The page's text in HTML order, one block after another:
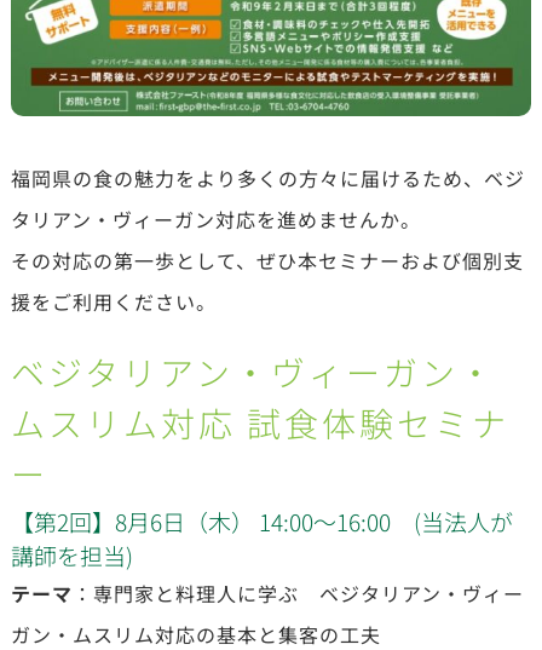
福岡県の食の魅力をより多くの方々に届けるため、ベジ
タリアン・ヴィーガン対応を進めませんか。
その対応の第一歩として、ぜひ本セミナーおよび個別支
援をご利用ください。
ベジタリアン・ヴィーガン・
ムスリム対応 試食体験セミナ
ー
【第2回】8月6日（木） 14:00～16:00 (当法人が
講師を担当)
テーマ ：専門家と料理人に学ぶ ベジタリアン・ヴィー
ガン・ムスリム対応の基本と集客の工夫